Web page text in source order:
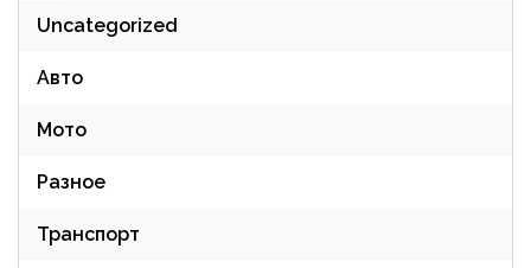
Uncategorized
Авто
Мото
Разное
Транспорт